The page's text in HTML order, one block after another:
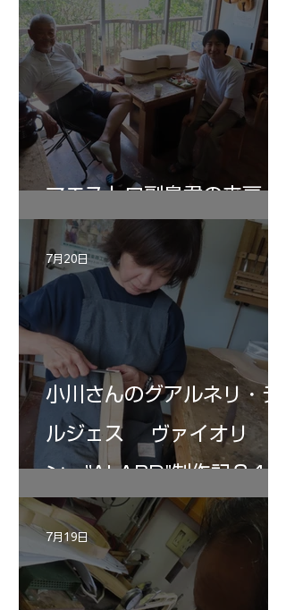
マエストロ副島君の来房
小川さんのグアルネリ・デ
ルジェス ヴァイオリ
ン ”ALARD"制作記３4
7月20日
7月19日